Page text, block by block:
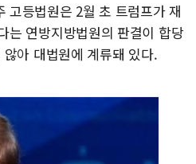
고등법원은 2월 초 트럼프가 재
는 연방지방법원의 판결이 합당
아 대법원에 계류돼 있다.